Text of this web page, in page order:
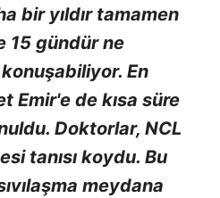
bir yıldır tamamen
15 gündür ne
En
Emir'e de kısa süre
Doktorlar, NCL
tanısı koydu. Bu
meydana